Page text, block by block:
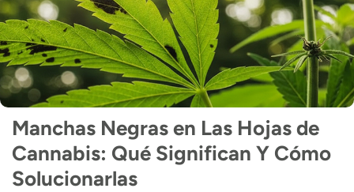
Manchas Negras en Las Hojas de
Cannabis: Qué Significan Y Cómo
Solucionarlas